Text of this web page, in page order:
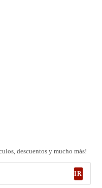
descuentos y mucho más!
IR